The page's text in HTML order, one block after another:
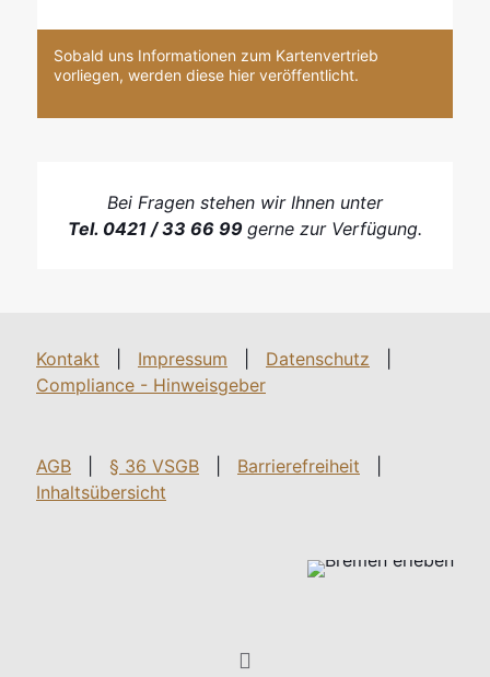
Sobald uns Informationen zum Kartenvertrieb
vorliegen, werden diese hier veröffentlicht.
Bei Fragen stehen wir Ihnen unter
Tel. 0421 / 33 66 99 gerne zur Verfügung.
Kontakt Impressum Datenschutz
Compliance - Hinweisgeber
AGB § 36 VSGB Barrierefreiheit
Inhaltsübersicht